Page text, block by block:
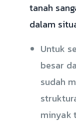
tanah
dalam
Untuk
besar
sudah
minyak